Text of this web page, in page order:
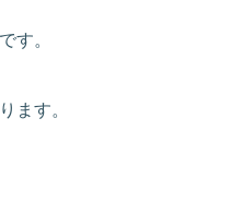
す。
ます。